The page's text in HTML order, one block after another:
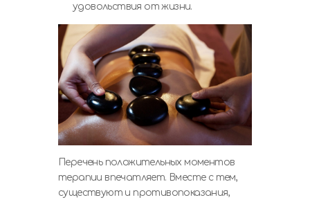
удовольствия от жизни.
Перечень положительных моментов
терапии впечатляет. Вместе с тем,
существуют и противопоказания,